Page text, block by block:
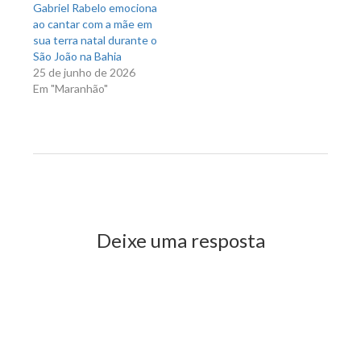
Gabriel Rabelo emociona
ao cantar com a mãe em
sua terra natal durante o
São João na Bahia
25 de junho de 2026
Em "Maranhão"
Deixe uma resposta